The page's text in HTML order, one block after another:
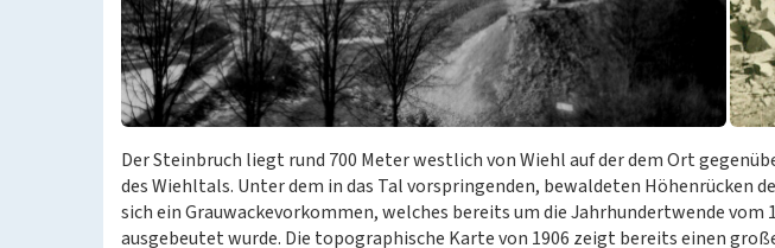
Der Steinbruch liegt rund 700 Meter westlich von Wiehl auf der dem Ort
des Wiehltals. Unter dem in das Tal vorspringenden, bewaldeten Höhenrücken
sich ein Grauwackevorkommen, welches bereits um die Jahrhundertwende vom
ausgebeutet wurde. Die topographische Karte von 1906 zeigt bereits einen